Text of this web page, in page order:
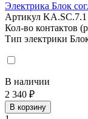
Электрика Блок
Артикул KA.SC.7.1
Кол-во контактов
Тип электрики
В наличии
2 340 ₽
В корзину